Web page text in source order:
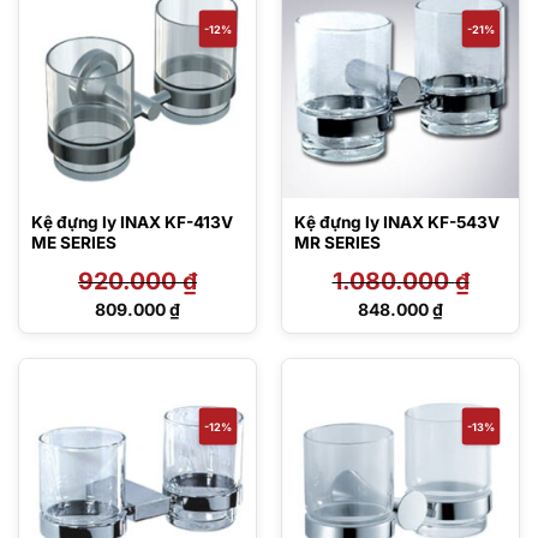
630.000 ₫.
325.600 ₫.
-12%
Kệ đựng ly INAX KF-413V
ME SERIES
920.000₫
Giá
920.000 ₫.
809.000₫
Giá
809.000 ₫.
-21%
Kệ đựng ly INAX KF-543V
MR SERIES
1.080.000₫
Giá
1.080.000 ₫.
848.000₫
Giá
848.000 ₫.
-12% -13%